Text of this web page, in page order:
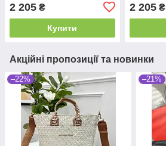
2 205 ₴
Купити
2 205₴
Акційні пропозиції та новинки
–22% –21%